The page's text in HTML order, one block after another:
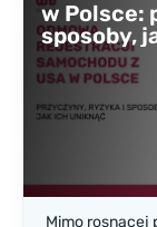
w Polsce:
sposoby,
Mimo rosnącej